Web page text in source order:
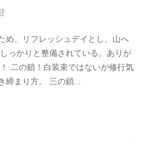
め、リフレッシュデイとし、山へ
っかりと整備されている。ありが
二の鎖！白装束ではないが修行気
締まり方。 三の鎖...